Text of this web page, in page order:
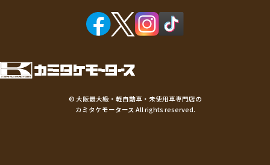
© 大阪最大級・軽自動車・未使用車専門店の
カミタケモータース All rights reserved.